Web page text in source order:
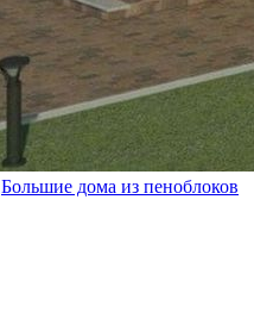
Большие дома из пеноблоков